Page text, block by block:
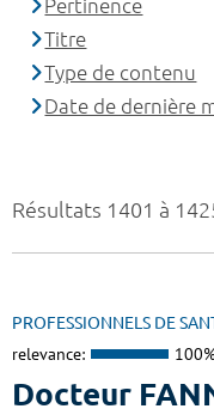
Résultats 1401 à
PROFESSIONNELS DE
relevance:
Docteur
Pertinence
Titre
Type de contenu
Date de dernière